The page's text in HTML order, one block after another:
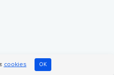
cookies OK